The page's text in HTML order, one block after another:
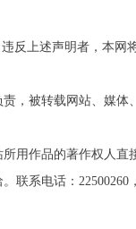
反上述声明者，本网
，被转载网站、媒体
用作品的著作权人直
系电话：22500260